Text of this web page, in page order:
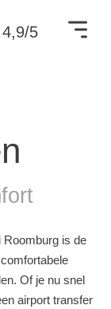
5
Roomburg is de
Of je nu snel
airport transfer